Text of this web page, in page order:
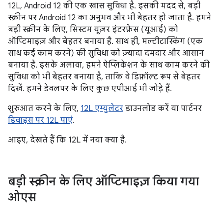
12L, Android 12 की एक खास सुविधा है. इसकी मदद से, बड़ी
स्क्रीन पर Android 12 का अनुभव और भी बेहतर हो जाता है. हमने
बड़ी स्क्रीन के लिए, सिस्टम यूज़र इंटरफ़ेस (यूआई) को
ऑप्टिमाइज़ और बेहतर बनाया है. साथ ही, मल्टीटास्किंग (एक
साथ कई काम करने) की सुविधा को ज़्यादा दमदार और आसान
बनाया है. इसके अलावा, हमने ऐप्लिकेशन के साथ काम करने की
सुविधा को भी बेहतर बनाया है, ताकि वे डिफ़ॉल्ट रूप से बेहतर
दिखें. हमने डेवलपर के लिए कुछ एपीआई भी जोड़े हैं.
शुरुआत करने के लिए, 12L एम्युलेटर डाउनलोड करें या पार्टनर
डिवाइस पर 12L पाएं.
आइए, देखते हैं कि 12L में नया क्या है.
बड़ी स्क्रीन के लिए ऑप्टिमाइज़ किया गया
ओएस